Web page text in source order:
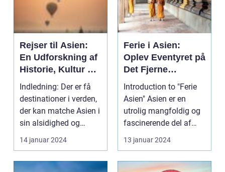
Rejser til Asien:
En Udforskning af
Historie, Kultur og
Eventyr
Indledning: Der er få
destinationer i verden,
der kan matche Asien i
sin alsidighed og
skønhed. Fra ...
14 januar 2024
Ferie i Asien:
Oplev Eventyret på
Det Fjerne
Kontinent
Introduction to "Ferie
Asien" Asien er en
utrolig mangfoldig og
fascinerende del af
verden, der byd...
13 januar 2024